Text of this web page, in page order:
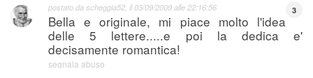
3
postato da scheggia52, il03/09/2009 alle 22:16:56
Bella e originale, mi piace molto l'idea
delle 5 lettere.....e poi la dedica e'
decisamente romantica!
segnala abuso